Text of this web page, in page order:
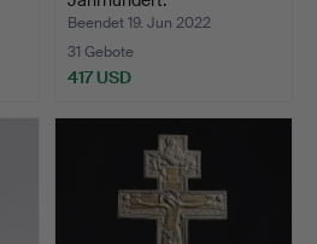
Beendet 19. Jun 2022
31 Gebote
417 USD